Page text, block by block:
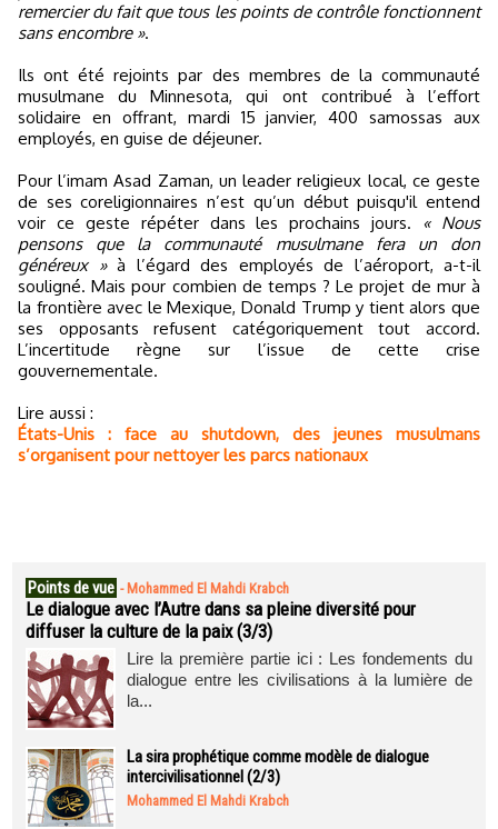
remercier du fait que tous les points de contrôle fonctionnent
sans encombre ».
Ils ont été rejoints par des membres de la communauté
musulmane du Minnesota, qui ont contribué à l’effort
solidaire en offrant, mardi 15 janvier, 400 samossas aux
employés, en guise de déjeuner.
Pour l’imam Asad Zaman, un leader religieux local, ce geste
de ses coreligionnaires n’est qu’un début puisqu'il entend
voir ce geste répéter dans les prochains jours. « Nous
pensons que la communauté musulmane fera un don
généreux »à l’égard des employés de l’aéroport, a-t-il
souligné. Mais pour combien de temps ? Le projet de mur à
la frontière avec le Mexique, Donald Trump y tient alors que
ses opposants refusent catégoriquement tout accord.
L’incertitude règne sur l’issue de cette crise
gouvernementale.
Lire aussi :
États-Unis : face au shutdown, des jeunes musulmans
s’organisent pour nettoyer les parcs nationaux
Points de vue - Mohammed El Mahdi Krabch
Le dialogue avec l’Autre dans sa pleine diversité pour
diffuser la culture de la paix (3/3)
Lire la première partie ici : Les fondements du
dialogue entre les civilisations à la lumière de
la...
La sira prophétique comme modèle de dialogue
intercivilisationnel (2/3)
Mohammed El Mahdi Krabch